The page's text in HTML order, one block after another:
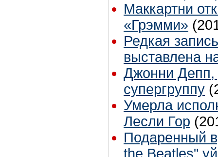
Маккартни
«Грэмми»
Редкая
выставлена
Джонни Депп,
супергруппу
Умерла
Лесли Гор
Подаренный
the Beatles"